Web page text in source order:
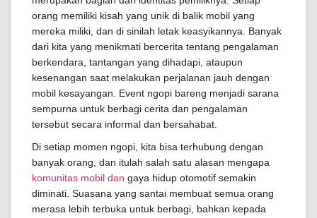
orang memiliki kisah yang unik di balik mobil yang
mereka miliki, dan di sinilah letak keasyikannya. Banyak
dari kita yang menikmati bercerita tentang pengalaman
berkendara, tantangan yang dihadapi, ataupun
kesenangan saat melakukan perjalanan jauh dengan
mobil kesayangan. Event ngopi bareng menjadi sarana
sempurna untuk berbagi cerita dan pengalaman
tersebut secara informal dan bersahabat.
Di setiap momen ngopi, kita bisa terhubung dengan
banyak orang, dan itulah salah satu alasan mengapa
komunitas mobil dan gaya hidup otomotif semakin
diminati. Suasana yang santai membuat semua orang
merasa lebih terbuka untuk berbagi, bahkan kepada